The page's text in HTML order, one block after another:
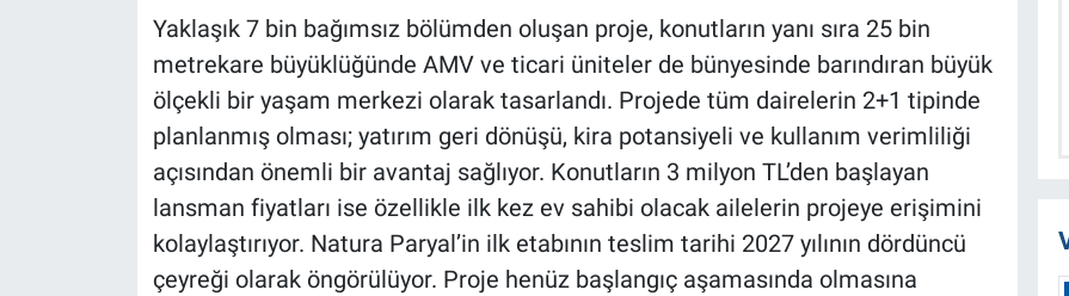
Yaklaşık 7 bin bağımsız bölümden oluşan proje, konutların yanı sıra 25 bin
metrekare büyüklüğünde AMV ve ticari üniteler de bünyesinde barındıran büyük
ölçekli bir yaşam merkezi olarak tasarlandı. Projede tüm dairelerin 2+1 tipinde
planlanmış olması; yatırım geri dönüşü, kira potansiyeli ve kullanım verimliliği
açısından önemli bir avantaj sağlıyor. Konutların 3 milyon TL’den başlayan
lansman fiyatları ise özellikle ilk kez ev sahibi olacak ailelerin projeye erişimini
kolaylaştırıyor. Natura Paryal’in ilk etabının teslim tarihi 2027 yılının dördüncü
çeyreği olarak öngörülüyor. Proje henüz başlangıç aşamasında olmasına